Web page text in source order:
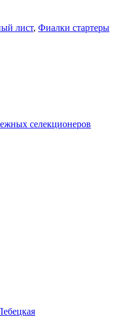
лист, Фиалки стартеры
селекционеров